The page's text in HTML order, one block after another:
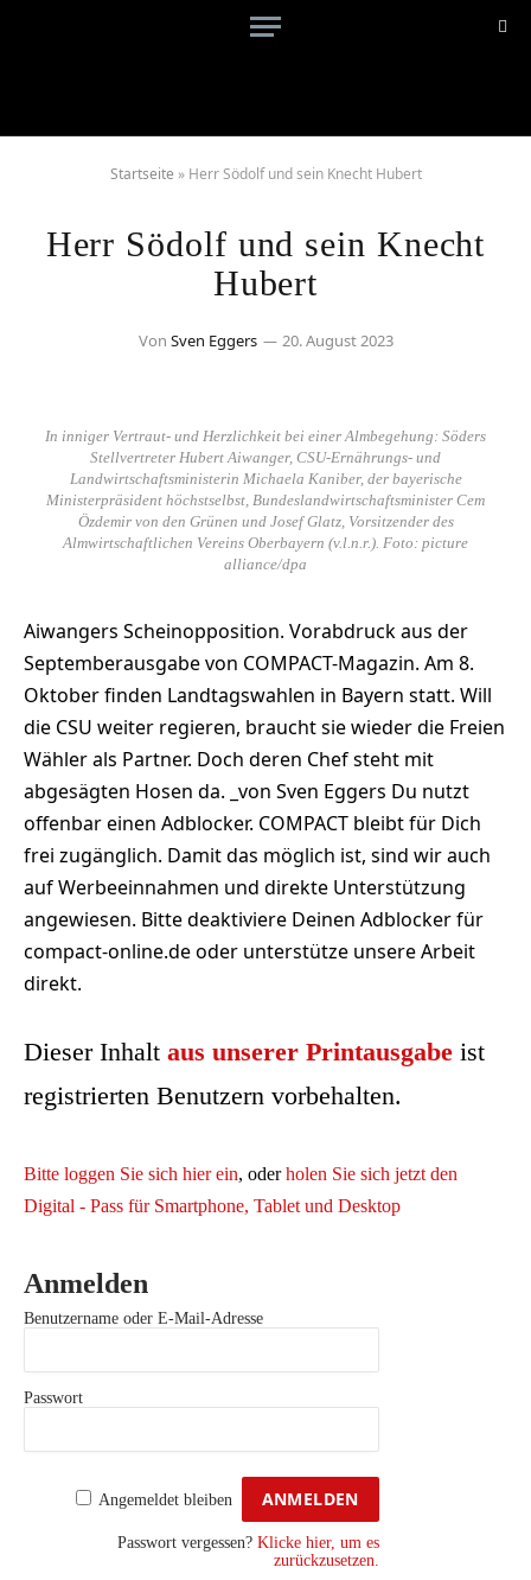
Startseite » Herr Södolf und sein Knecht Hubert
Herr Södolf und sein Knecht
Hubert
Von Sven Eggers 20. August 2023
In inniger Vertraut- und Herzlichkeit bei einer Almbegehung: Söders
Stellvertreter Hubert Aiwanger, CSU-Ernährungs- und
Landwirtschaftsministerin Michaela Kaniber, der bayerische
Ministerpräsident höchstselbst, Bundeslandwirtschaftsminister Cem
Özdemir von den Grünen und Josef Glatz, Vorsitzender des
Almwirtschaftlichen Vereins Oberbayern (v.l.n.r.). Foto: picture
alliance/dpa
Aiwangers Scheinopposition. Vorabdruck aus der
Septemberausgabe von COMPACT-Magazin. Am 8.
Oktober finden Landtagswahlen in Bayern statt. Will
die CSU weiter regieren, braucht sie wieder die Freien
Wähler als Partner. Doch deren Chef steht mit
abgesägten Hosen da. _von Sven Eggers Du nutzt
offenbar einen Adblocker. COMPACT bleibt für Dich
frei zugänglich. Damit das möglich ist, sind wir auch
auf Werbeeinnahmen und direkte Unterstützung
angewiesen. Bitte deaktiviere Deinen Adblocker für
compact-online.de oder unterstütze unsere Arbeit
direkt.
Dieser Inhalt aus unserer Printausgabe ist
registrierten Benutzern vorbehalten.
Bitte loggen Sie sich hier ein, oderholen Sie sich jetzt den
Digital - Pass für Smartphone, Tablet und Desktop
Anmelden
Benutzername oder E-Mail-Adresse
Passwort
Angemeldet bleiben
Passwort vergessen? Klicke hier, um es
zurückzusetzen.